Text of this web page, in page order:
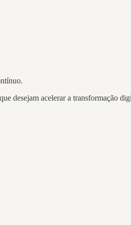
desejam acelerar a transformação